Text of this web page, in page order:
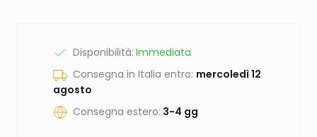
Disponibilità: Immediata
Consegna in Italia entro: mercoledì 12
agosto
Consegna estero: 3-4 gg